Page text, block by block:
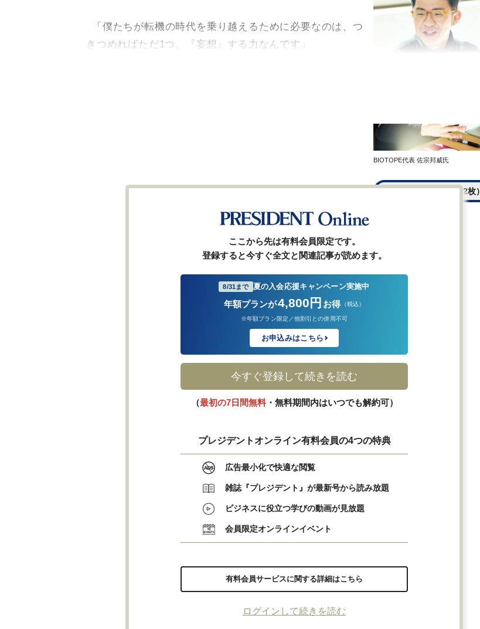
BIOTOPE代表 佐宗邦威氏
全ての画像を見る（2枚）
「僕たちが転機の時代を乗り越えるために必要なのは、つ
きつめればただ1つ。『妄想』する力なんです」
ここから先は有料会員限定です。
登録すると今すぐ全文と関連記事が読めます。
8/31まで 夏の入会応援キャンペーン実施中
年額プランが4,800円 お得 （税込）
※年額プラン限定／他割引との併用不可
お申込みはこちら
今すぐ登録して続きを読む
（最初の7日間無料・無料期間内はいつでも解約可）
プレジデントオンライン有料会員の4つの特典
広告最小化で快適な閲覧
雑誌『プレジデント』が最新号から読み放題
ビジネスに役立つ学びの動画が見放題
会員限定オンラインイベント
有料会員サービスに関する詳細はこちら
ログインして続きを読む